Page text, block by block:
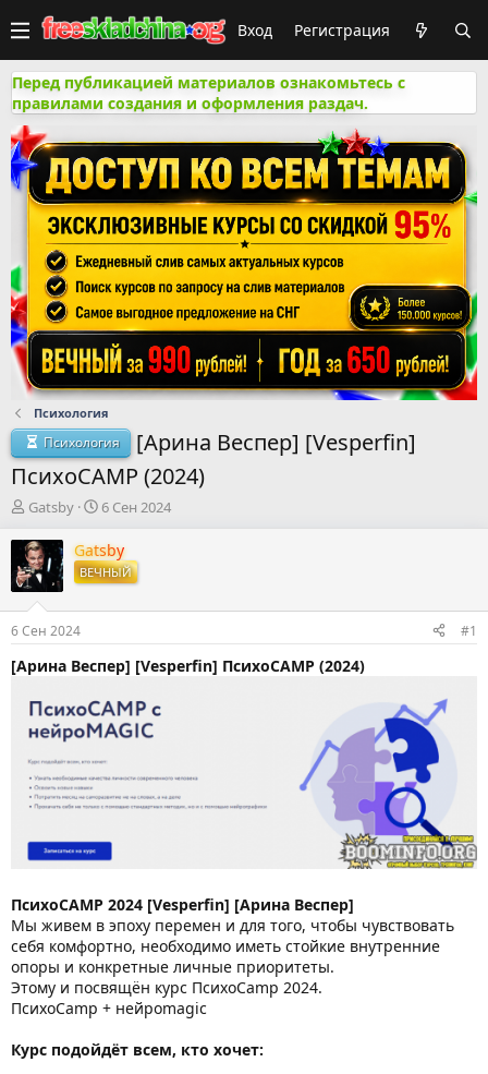
Вход Регистрация
Перед публикацией материалов ознакомьтесь с
правилами создания и оформления раздач.
Психология
Психология
[Арина Веспер] [Vesperfin]
ПсихоСАМР (2024)
А
т
о
р
т
е
м
ы
Gatsby
Д
т
а
н
а
л
6 Сен 2024
Gatsby
ВЕЧНЫЙ
6 Сен 2024 #1
[Арина Веспер] [Vesperfin] ПсихоСАМР (2024)
ПсихоСАМР 2024 [Vesperfin] [Арина Веспер]
Мы живем в эпоху перемен и для того, чтобы чувствовать
себя комфортно, необходимо иметь стойкие внутренние
опоры и конкретные личные приоритеты.
Этому и посвящён курс ПсихоCamp 2024.
ПсихоCamp + нейроmagic
Курс подойдёт всем, кто хочет: